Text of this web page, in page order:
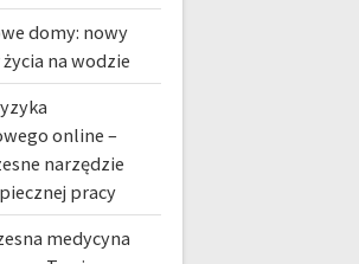
domy: nowy
na wodzie
online –
narzędzie
pracy
medycyna